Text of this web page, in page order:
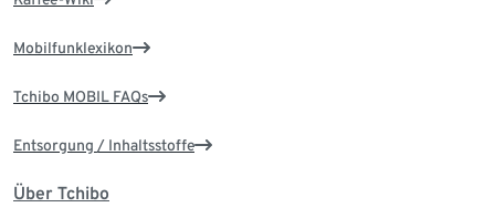
Mobilfunklexikon
Tchibo MOBIL FAQs
Entsorgung / Inhaltsstoffe
Über Tchibo